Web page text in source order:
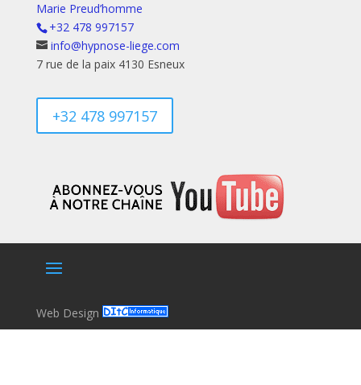
Marie Preud’homme
+32 478 997157
info@hypnose-liege.com
7 rue de la paix 4130 Esneux
+32 478 997157
Web Design